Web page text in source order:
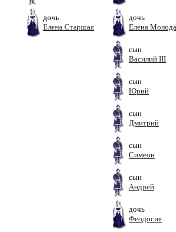
дочь
Елена Старшая
дочь
Елена
сын
Василий III
сын
Юрий
сын
Дмитрий
сын
Симеон
сын
Андрей
дочь
Феодосия